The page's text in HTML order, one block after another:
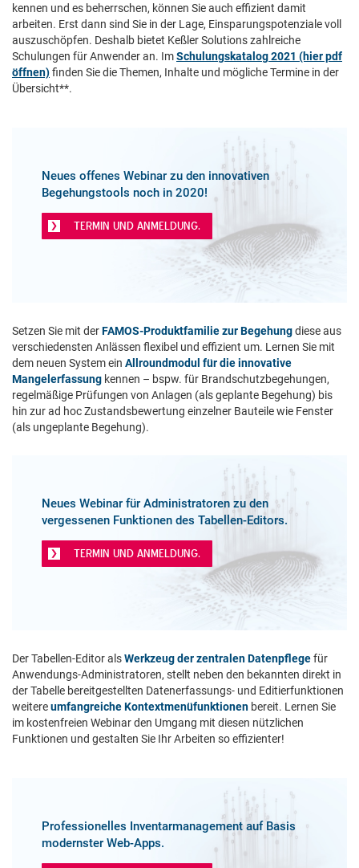
kennen und es beherrschen, können Sie auch effizient damit
arbeiten. Erst dann sind Sie in der Lage, Einsparungspotenziale voll
auszuschöpfen. Deshalb bietet Keßler Solutions zahlreiche
Schulungen für Anwender an. ImSchulungskatalog 2021 (hier pdf
öffnen)finden Sie die Themen, Inhalte und mögliche Termine in der
Übersicht**.
Neues offenes Webinar zu den innovativen
Begehungstools noch in 2020!
TERMIN UND ANMELDUNG.
Setzen Sie mit derFAMOS-Produktfamilie zur Begehungdiese aus
verschiedensten Anlässen flexibel und effizient um. Lernen Sie mit
dem neuen System ein Allroundmodul für die innovative
Mangelerfassung kennen – bspw. für Brandschutzbegehungen,
regelmäßige Prüfungen von Anlagen (als geplante Begehung) bis
hin zur ad hoc Zustandsbewertung einzelner Bauteile wie Fenster
(als ungeplante Begehung).
Neues Webinar für Administratoren zu den
vergessenen Funktionen des Tabellen-Editors.
TERMIN UND ANMELDUNG.
Der Tabellen-Editor alsWerkzeug der zentralen Datenpflegefür
Anwendungs-Administratoren, stellt neben den bekannten direkt in
der Tabelle bereitgestellten Datenerfassungs- und Editierfunktionen
weitereumfangreiche Kontextmenüfunktionen bereit. Lernen Sie
im kostenfreien Webinar den Umgang mit diesen nützlichen
Funktionen und gestalten Sie Ihr Arbeiten so effizienter!
Professionelles Inventarmanagement auf Basis
modernster Web-Apps.